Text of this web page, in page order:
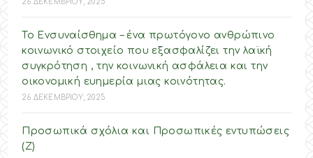
26 ΔΕΚΕΜΒΡΙΟΥ, 2025
Το Ενσυναίσθημα – ένα πρωτόγονο ανθρώπινο
κοινωνικό στοιχείο που εξασφαλίζει την λαϊκή
συγκρότηση , την κοινωνική ασφάλεια και την
οικονομική ευημερία μιας κοινότητας.
26 ΔΕΚΕΜΒΡΙΟΥ, 2025
Προσωπικά σχόλια και Προσωπικές εντυπώσεις
(Ζ)